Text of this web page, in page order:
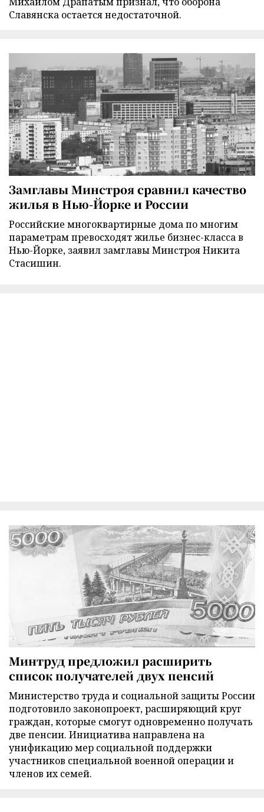
Славянска остается недостаточной.
Замглавы Минстроя сравнил качество
жилья в Нью-Йорке и России
Российские многоквартирные дома по многим
параметрам превосходят жилье бизнес-класса в
Нью-Йорке, заявил замглавы Минстроя Никита
Стасишин.
Минтруд предложил расширить
список получателей двух пенсий
Министерство труда и социальной защиты России
подготовило законопроект, расширяющий круг
граждан, которые смогут одновременно получать
две пенсии. Инициатива направлена на
унификацию мер социальной поддержки
участников специальной военной операции и
членов их семей.